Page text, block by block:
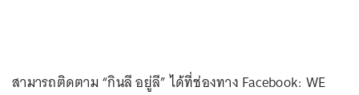
สามารถติดตาม “กินลี อยู่ลี” ได้ที่ช่องทาง Facebook: WE